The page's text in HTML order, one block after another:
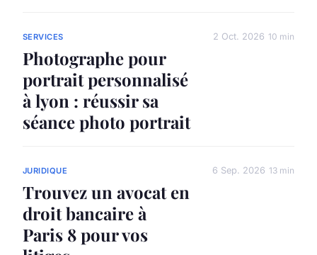
SERVICES
Photographe pour
portrait personnalisé
à lyon : réussir sa
séance photo portrait
2 Oct. 2026 10 min
JURIDIQUE
Trouvez un avocat en
droit bancaire à
Paris 8 pour vos
6 Sep. 2026 13 min